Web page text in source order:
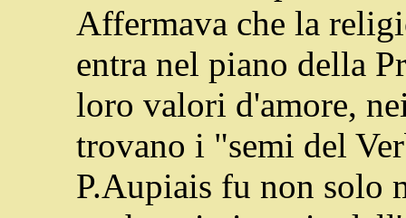
Affermava che la
entra nel piano della
loro valori d'amore,
trovano i "semi del
P.Aupiais fu non solo